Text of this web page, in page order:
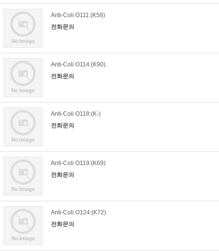
Anti-Coli O111:(K58)
전화문의
Anti-Coli O114:(K90)
전화문의
Anti-Coli O118:(K-)
전화문의
Anti-Coli O119:(K69)
전화문의
Anti-Coli O124:(K72)
전화문의